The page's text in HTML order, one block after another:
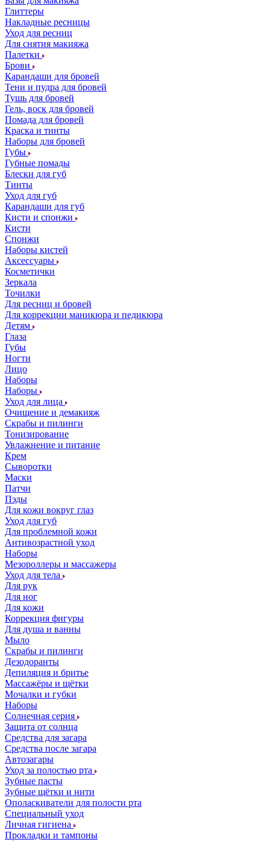
Глиттеры
Накладные ресницы
Уход для ресниц
Для снятия макияжа
Палетки
Брови
Карандаши для бровей
Тени и пудра для бровей
Тушь для бровей
Гель, воск для бровей
Помада для бровей
Краска и тинты
Наборы для бровей
Губы
Губные помады
Блески для губ
Тинты
Уход для губ
Карандаши для губ
Кисти и спонжи
Кисти
Спонжи
Наборы кистей
Аксессуары
Косметички
Зеркала
Точилки
Для ресниц и бровей
Для коррекции маникюра и педикюра
Детям
Глаза
Губы
Ногти
Лицо
Наборы
Наборы
Уход для лица
Очищение и демакияж
Скрабы и пилинги
Тонизирование
Увлажнение и питание
Крем
Сыворотки
Маски
Патчи
Пэды
Для кожи вокруг глаз
Уход для губ
Для проблемной кожи
Антивозрастной уход
Наборы
Мезороллеры и массажеры
Уход для тела
Для рук
Для ног
Для кожи
Коррекция фигуры
Для душа и ванны
Мыло
Скрабы и пилинги
Дезодоранты
Депиляция и бритье
Массажёры и щётки
Мочалки и губки
Наборы
Солнечная серия
Защита от солнца
Средства для загара
Средства после загара
Автозагары
Уход за полостью рта
Зубные пасты
Зубные щётки и нити
Ополаскиватели для полости рта
Специальный уход
Личная гигиена
Прокладки и тампоны